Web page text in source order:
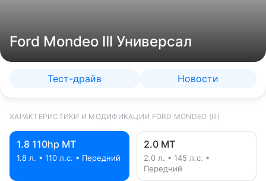
Ford Mondeo III Универсал
Тест-драйв Новости
ХАРАКТЕРИСТИКИ И МОДИФИКАЦИИ FORD MONDEO (III)
1.8 110hp MT
1.8 л. • 110 л.с. • Передний
2.0 MT
2.0 л. • 145 л.с. •
Передний